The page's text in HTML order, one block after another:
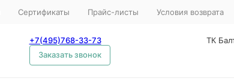
Сертификаты Прайс-листы Условия возврата
+7(495)768-33-73
Заказать звонок
ТК